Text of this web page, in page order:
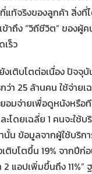
แท้จริงของลูกค้า สิ่งที่ไ
ข้าถึง “วิถีชีวิต” ของผู้
เร็ว
เติบโตต่อเนื่อง ปัจจุ
ว่า 25 ล้านคน ใช้จ่าย
ยอมจ่ายเพื่อดูหนังหรือ
ะโดยเฉลี่ย 1 คนจะใช้
นั้น ข้อมูลจากผู้ใช้บริก
ติบโตขึ้น 19% จากปีก่
2 แอปเพิ่มขึ้นถึง